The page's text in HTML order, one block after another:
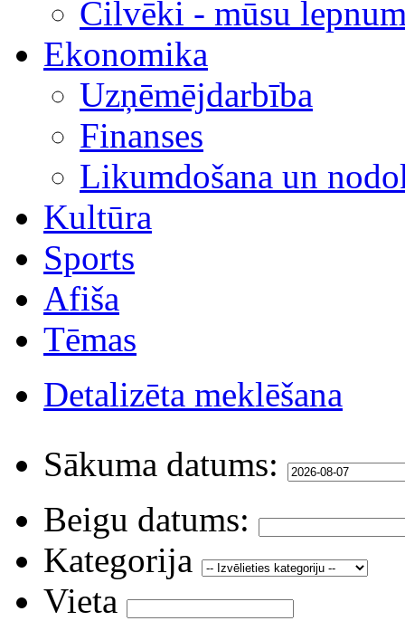
Cilvēki - mūsu
Ekonomika
Uzņēmējdarbība
Finanses
Likumdošana un
Kultūra
Sports
Afiša
Tēmas
Detalizēta meklēšana
Sākuma datums:
Beigu datums:
Kategorija
Vieta